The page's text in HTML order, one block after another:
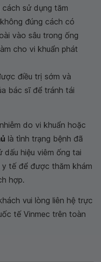
sử dụng tăm
đúng cách có
vào sâu trong ống
cho vi khuẩn phát
điều trị sớm và
bác sĩ để tránh tái
do vi khuẩn hoặc
là tình trạng bệnh đã
hiệu viêm ống tai
tế để được thăm khám
hợp.
vui lòng liên hệ trực
tế Vinmec trên toàn